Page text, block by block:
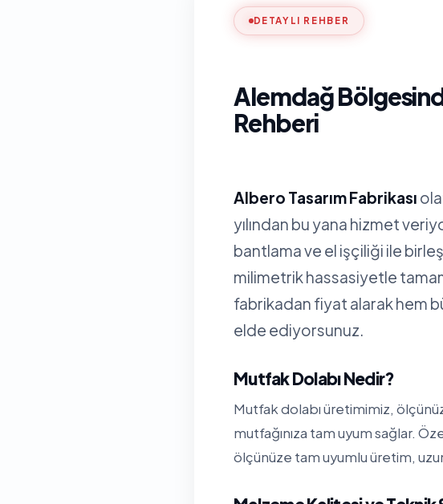
DETAYLI REHBER
Alemdağ
Rehberi
Albero Tasarım Fabrikası
yılından bu yana hizmet
bantlama ve el işçiliği ile
milimetrik hassasiyetle
fabrikadan fiyat alarak hem
elde ediyorsunuz.
Mutfak Dolabı Nedir?
Mutfak dolabı üretimimiz,
mutfağınıza tam uyum sağlar.
ölçünüze tam uyumlu üretim,